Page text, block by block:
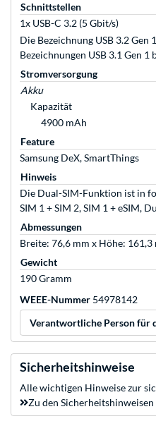
Schnittstellen
1x USB-C 3.2 (5 Gbit/s)
Die Bezeichnung USB 3.2
Bezeichnungen USB 3.1 Gen 1
Stromversorgung
Akku
Kapazität
4900 mAh
Feature
Samsung DeX, SmartThings
Hinweis
Die Dual-SIM-Funktion ist in
SIM 1 + SIM 2, SIM 1 + eSIM,
Abmessungen
Breite: 76,6 mm x Höhe: 161,3
Gewicht
190 Gramm
WEEE-Nummer 54978142
Verantwortliche Person für
Sicherheitshinweise
Alle wichtigen Hinweise zur
Zu den Sicherheitshinweisen